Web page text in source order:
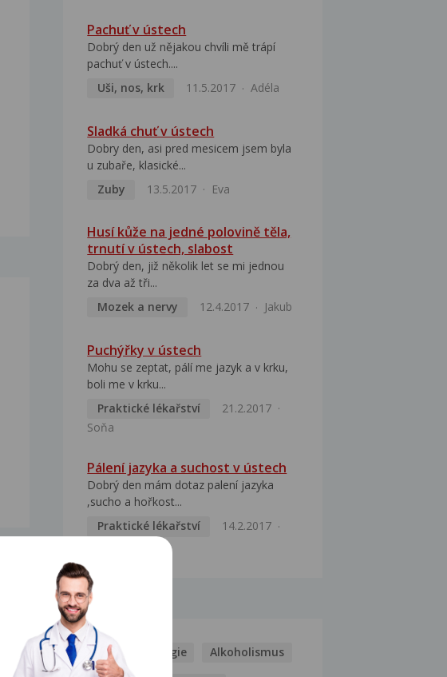
Pachuť v ústech
Dobrý den už nějakou chvíli mě trápí
pachuť v ústech....
Uši, nos, krk
11.5.2017 Adéla
Sladká chuť v ústech
Dobry den, asi pred mesicem jsem byla
u zubaře, klasické...
Zuby
13.5.2017 Eva
Husí kůže na jedné polovině těla,
trnutí v ústech, slabost
Dobrý den, již několik let se mi jednou
za dva až tři...
Mozek a nervy
12.4.2017 Jakub
Puchýřky v ústech
Mohu se zeptat, pálí me jazyk a v krku,
boli me v krku...
Praktické lékařství
21.2.2017
Soňa
Pálení jazyka a suchost v ústech
Dobrý den mám dotaz palení jazyka
,sucho a hořkost...
Praktické lékařství
14.2.2017
NEMOCI
Kašel Alergie Alkoholismus